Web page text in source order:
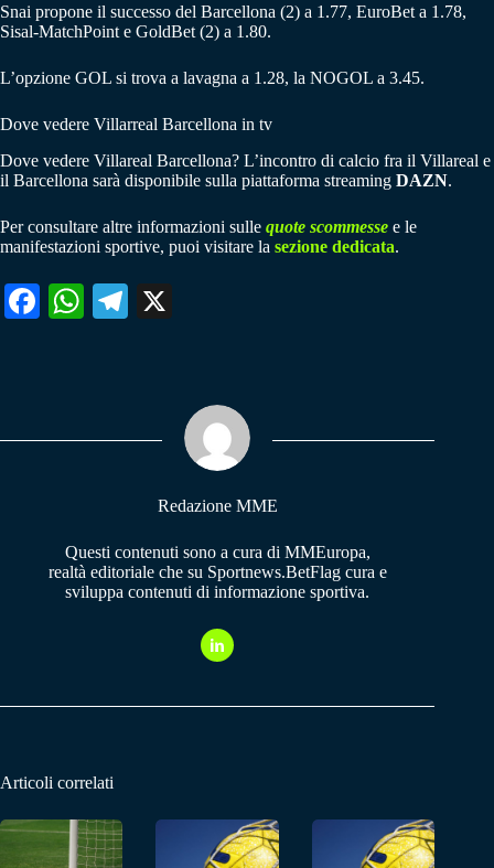
Snai propone il successo del Barcellona (2) a 1.77, EuroBet a 1.78,
Sisal-MatchPoint e GoldBet (2) a 1.80.
L’opzione GOL si trova a lavagna a 1.28, la NOGOL a 3.45.
Dove vedere Villarreal Barcellona in tv
Dove vedere Villareal Barcellona? L’incontro di calcio fra il Villareal e
il Barcellona sarà disponibile sulla piattaforma streaming DAZN.
Per consultare altre informazioni sulle quote scommesse e le
manifestazioni sportive, puoi visitare la sezione dedicata.
Fa W
pp
Te
m
Redazione MME
Questi contenuti sono a cura di MMEuropa,
realtà editoriale che su Sportnews.BetFlag cura e
sviluppa contenuti di informazione sportiva.
Articoli correlati